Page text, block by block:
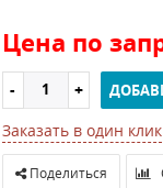
Цена по
Заказать в один клик
Поделиться